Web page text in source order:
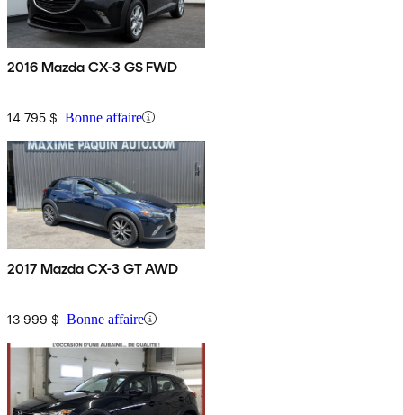
2016 Mazda CX-3 GS FWD
14 795 $ Bonne affaire
2017 Mazda CX-3 GT AWD
13 999 $ Bonne affaire